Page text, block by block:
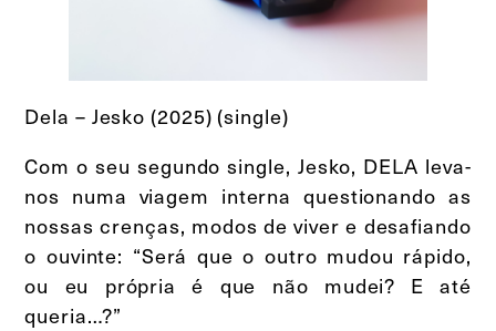
Dela – Jesko (2025) (single)
Com o seu segundo single, Jesko, DELA leva-
nos numa viagem interna questionando as
nossas crenças, modos de viver e desafiando
o ouvinte: “Será que o outro mudou rápido,
ou eu própria é que não mudei? E até
queria…?”